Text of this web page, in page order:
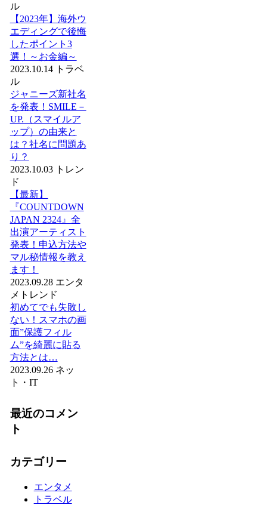
ル
【2023年】海外ウ
エディングで後悔
したポイント3
選！～お金編～
2023.10.14
トラベ
ル
ジャニーズ新社名
を発表！SMILE－
UP.（スマイルア
ップ）の由来と
は？社名に問題あ
り？
2023.10.03
トレン
ド
【最新】
『COUNTDOWN
JAPAN 2324』全
出演アーティスト
発表！申込方法や
マル秘情報を教え
ます！
2023.09.28 エンタ
メ トレンド
初めてでも失敗し
ない！スマホの画
面”保護フィル
ム”を綺麗に貼る
方法とは…
2023.09.26 ネッ
ト・IT
最近のコメン
ト
カテゴリー
エンタメ
トラベル